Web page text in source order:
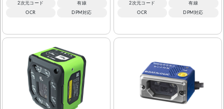
2次元コード 有線
OCR DPM対応
2次元コード 有線
OCR DPM対応